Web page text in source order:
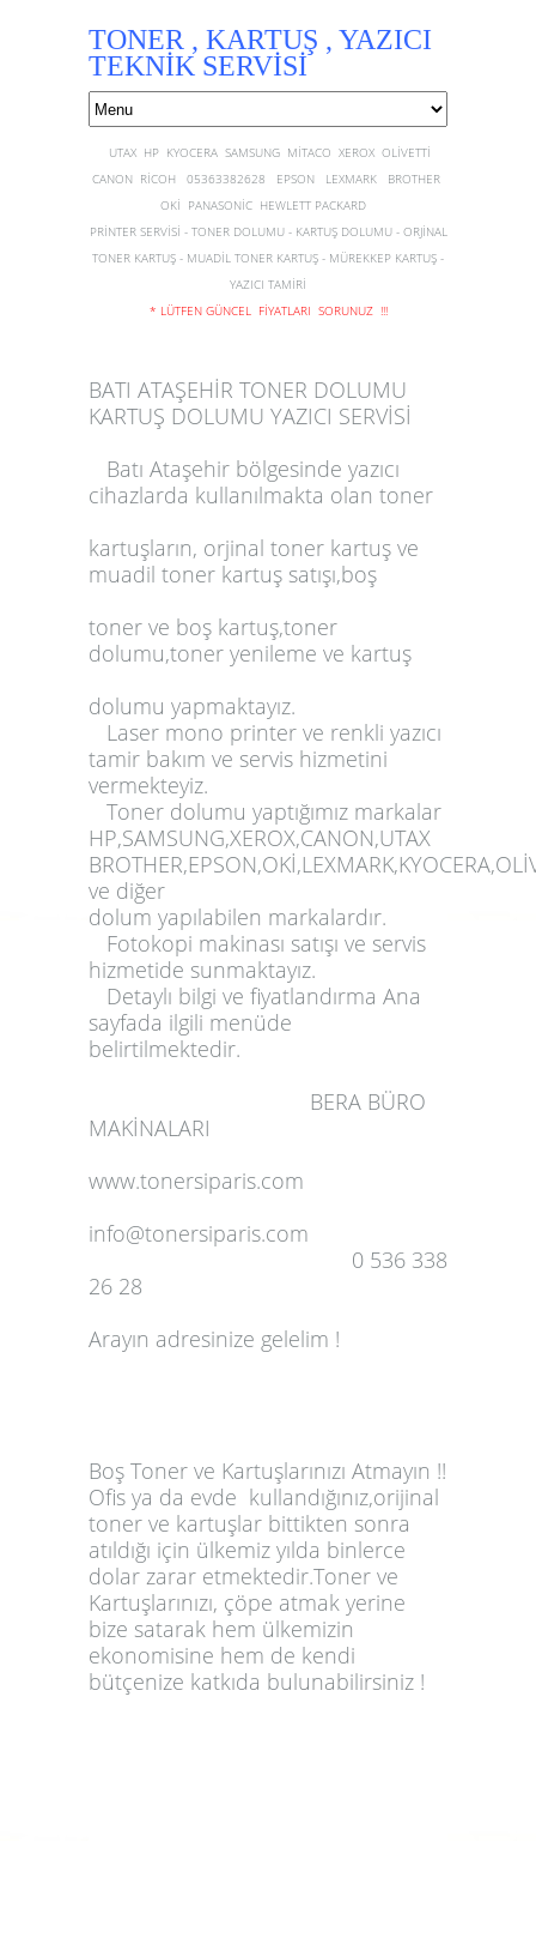
TONER , KARTUŞ , YAZICI
TEKNİK SERVİSİ
UTAX HP KYOCERA SAMSUNG MİTACO XEROX OLİVETTİ
CANON RİCOH 05363382628 EPSON LEXMARK BROTHER
OKİ PANASONİC HEWLETT PACKARD
PRİNTER SERVİSİ - TONER DOLUMU - KARTUŞ DOLUMU - ORJİNAL
TONER KARTUŞ - MUADİL TONER KARTUŞ - MÜREKKEP KARTUŞ -
YAZICI TAMİRİ
* LÜTFEN GÜNCEL FİYATLARI SORUNUZ !!!
BATI ATAŞEHİR TONER DOLUMU
KARTUŞ DOLUMU YAZICI SERVİSİ
Batı Ataşehir bölgesinde yazıcı
cihazlarda kullanılmakta olan toner
kartuşların, orjinal toner kartuş ve
muadil toner kartuş satışı,boş
toner ve boş kartuş,toner
dolumu,toner yenileme ve kartuş
dolumu yapmaktayız.
Laser mono printer ve renkli yazıcı
tamir bakım ve servis hizmetini
vermekteyiz.
Toner dolumu yaptığımız markalar
HP,SAMSUNG,XEROX,CANON,UTAX
ve diğer
dolum yapılabilen markalardır.
Fotokopi makinası satışı ve servis
hizmetide sunmaktayız.
Detaylı bilgi ve fiyatlandırma Ana
sayfada ilgili menüde
belirtilmektedir.
BERA BÜRO
MAKİNALARI
www.tonersiparis.com
info@tonersiparis.com
0 536 338
26 28
Arayın adresinize gelelim !
Boş Toner ve Kartuşlarınızı Atmayın !!
Ofis ya da evde kullandığınız,orijinal
toner ve kartuşlar bittikten sonra
atıldığı için ülkemiz yılda binlerce
dolar zarar etmektedir.Toner ve
Kartuşlarınızı, çöpe atmak yerine
bize satarak hem ülkemizin
ekonomisine hem de kendi
bütçenize katkıda bulunabilirsiniz !